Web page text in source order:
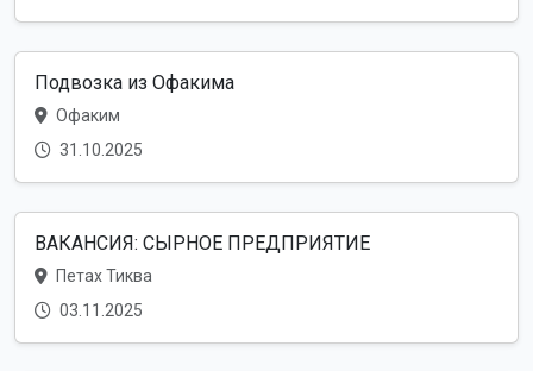
Подвозка из Офакима
Офаким
31.10.2025
ВАКАНСИЯ: СЫРНОЕ ПРЕДПРИЯТИЕ
Петах Тиква
03.11.2025